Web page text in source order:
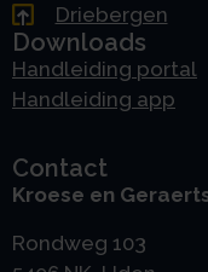
Driebergen
Downloads
Handleiding portal
Handleiding app
Contact
Kroese en
Rondweg 103